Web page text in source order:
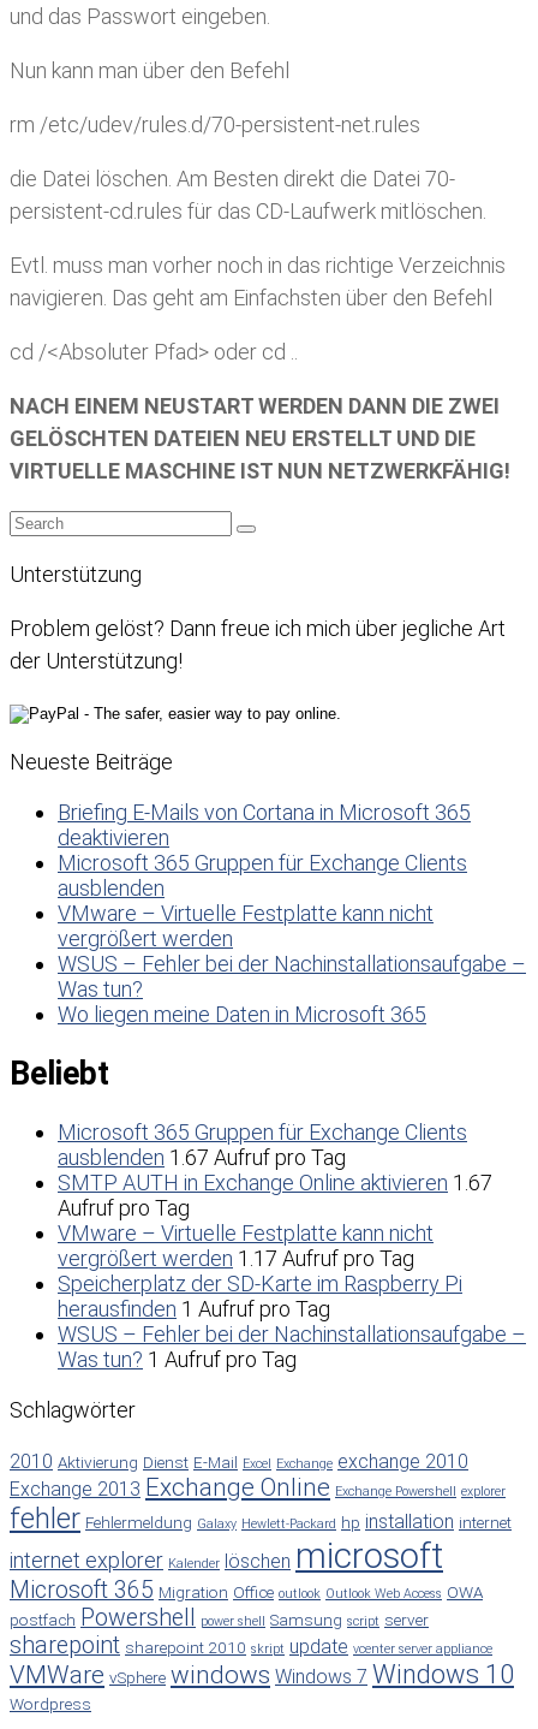
und das Passwort eingeben.
Nun kann man über den Befehl
rm /etc/udev/rules.d/70-persistent-net.rules
die Datei löschen. Am Besten direkt die Datei 70-
persistent-cd.rules für das CD-Laufwerk mitlöschen.
Evtl. muss man vorher noch in das richtige Verzeichnis
navigieren. Das geht am Einfachsten über den Befehl
cd /<Absoluter Pfad> oder cd ..
NACH EINEM NEUSTART WERDEN DANN DIE ZWEI
GELÖSCHTEN DATEIEN NEU ERSTELLT UND DIE
VIRTUELLE MASCHINE IST NUN NETZWERKFÄHIG!
Unterstützung
Problem gelöst? Dann freue ich mich über jegliche Art
der Unterstützung!
Neueste Beiträge
Briefing E-Mails von Cortana in Microsoft 365
deaktivieren
Microsoft 365 Gruppen für Exchange Clients
ausblenden
VMware – Virtuelle Festplatte kann nicht
vergrößert werden
WSUS – Fehler bei der Nachinstallationsaufgabe –
Was tun?
Wo liegen meine Daten in Microsoft 365
Beliebt
Microsoft 365 Gruppen für Exchange Clients
ausblenden 1.67 Aufruf pro Tag
SMTP AUTH in Exchange Online aktivieren 1.67
Aufruf pro Tag
VMware – Virtuelle Festplatte kann nicht
vergrößert werden 1.17 Aufruf pro Tag
Speicherplatz der SD-Karte im Raspberry Pi
herausfinden 1 Aufruf pro Tag
WSUS – Fehler bei der Nachinstallationsaufgabe –
Was tun? 1 Aufruf pro Tag
Schlagwörter
2010 Aktivierung Dienst E-Mail Excel Exchange exchange 2010
Exchange 2013 Exchange Online Exchange Powershell explorer
fehler Fehlermeldung Galaxy Hewlett-Packard hp installation internet
internet explorer Kalender löschen microsoft
Microsoft 365 Migration Office outlook Outlook Web Access OWA
postfach Powershell power shell Samsung script server
sharepoint sharepoint 2010 skript update vcenter server appliance
VMWare vSphere windows Windows 7 Windows 10
Wordpress